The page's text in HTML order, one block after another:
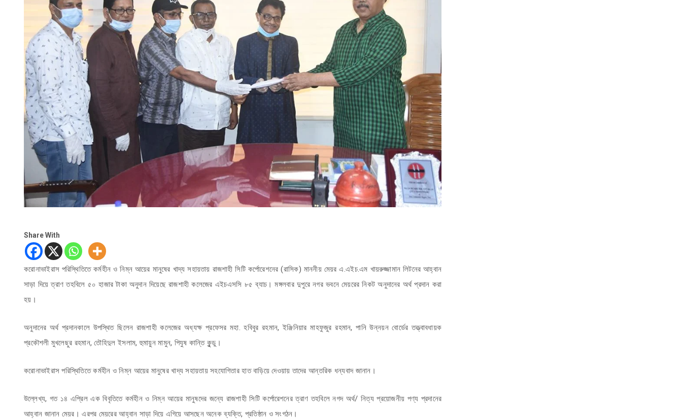
Share With
করোনাভাইরাস পরিস্থিতিতে কর্মহীন ও নিম্ন আয়ের মানুষের খাদ্য সহায়তায় রাজশাহী সিটি কর্পোরেশনের (রাসিক) মাননীয় মেয়র এ.এইচ.এম খায়রুজ্জামান লিটনের আহ্বান
সাড়া দিয়ে ত্রাণ তহবিলে ৫০ হাজার টাকা অনুদান দিয়েছে রাজশাহী কলেজের এইচএসসি ৮৫ ব্যাচ। মঙ্গলবার দুপুরে নগর ভবনে মেয়রের নিকট অনুদানের অর্থ প্রদান করা
হয়।
অনুদানের অর্থ প্রদানকালে উপস্থিত ছিলেন রাজশাহী কলেজের অধ্যক্ষ প্রফেসর মহা. হবিবুর রহমান, ইঞ্জিনিয়ার মাহফুজুর রহমান, পানি উন্নয়ন বোর্ডের তত্ত্বাবধায়ক
প্রকৌশলী মুখলেছুর রহমান, তৌহিদুল ইসলাম, হুমায়ুন মামুন, পিযুষ কান্তি কুন্ডু।
করোনাভাইরাস পরিস্থিতিতে কর্মহীন ও নিম্ন আয়ের মানুষের খাদ্য সহায়তায় সহযোগিতার হাত বাড়িয়ে দেওয়ায় তাদের আন্তরিক ধন্যবাদ জানান।
উল্লেখ্য, গত ১৪ এপ্রিল এক বিবৃতিতে কর্মহীন ও নিম্ন আয়ের মানুষদের জন্যে রাজশাহী সিটি কর্পোরেশনের ত্রাণ তহবিলে নগদ অর্থ/ নিত্য প্রয়োজনীয় পণ্য প্রদানের
আহ্বান জানান মেয়র। এরপর মেয়রের আহ্বান সাড়া দিয়ে এগিয়ে আসছেন অনেক ব্যক্তি, প্রতিষ্ঠান ও সংগঠন।